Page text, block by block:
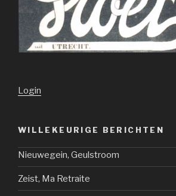
Login
WILLEKEURIGE BERICHTEN
Nieuwegein, Geulstroom
Zeist, Ma Retraite